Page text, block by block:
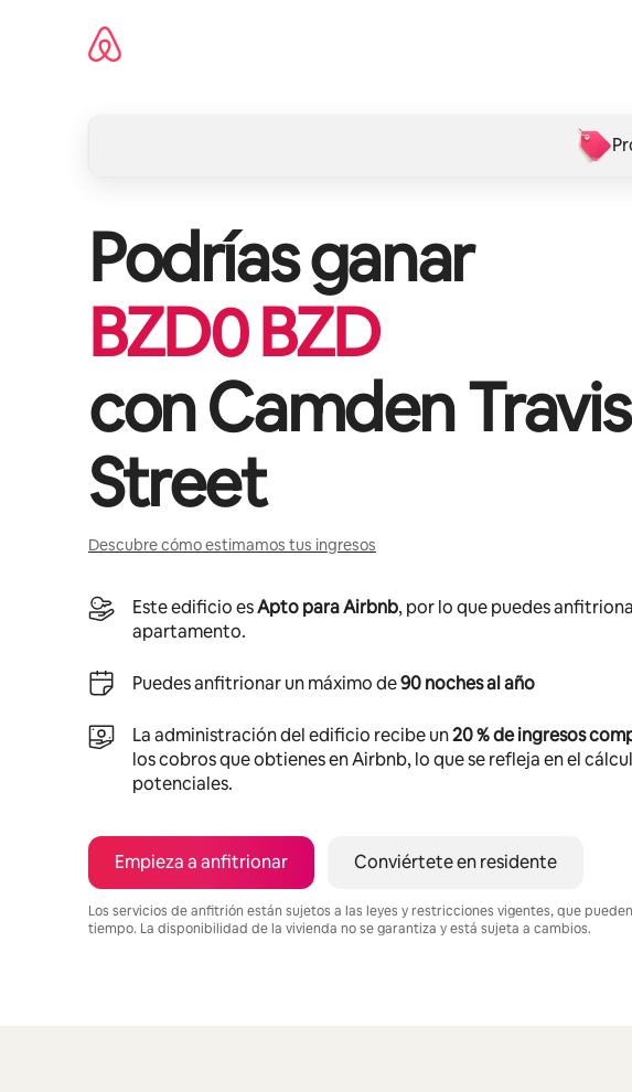
Podrías ganar
BZD0BZD
conCamden Travis
Street
Descubre cómo estimamos tus ingresos
Este edificio esApto para Airbnb, por lo que puedes
apartamento.
Puedes anfitrionar un máximo de90 noches al año
La administración del edificio recibe un20 % de ingresos
los cobros que obtienes en Airbnb, lo que se refleja en el
potenciales.
Empieza a anfitrionar Conviértete en residente
Los servicios de anfitrión están sujetos a las leyes y restricciones vigentes, que
tiempo. La disponibilidad de la vivienda no se garantiza y está sujeta a cambios.